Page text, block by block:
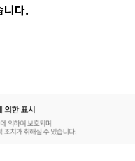
니다.